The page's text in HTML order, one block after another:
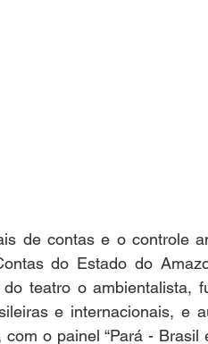
de contas e o controle
do Estado do
teatro o ambientalista,
e internacionais, e
o painel “Pará - Brasil